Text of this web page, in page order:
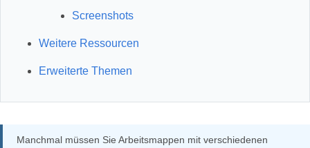
Screenshots
Weitere Ressourcen
Erweiterte Themen
Manchmal müssen Sie Arbeitsmappen mit verschiedenen